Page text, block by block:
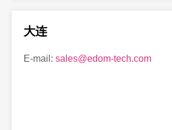
大连
E-mail: sales@edom-tech.com